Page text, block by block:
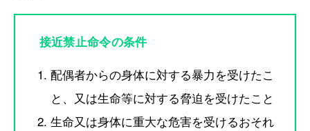
接近禁止命令の条件
配偶者からの身体に対する暴力を受けたこ
と、又は生命等に対する脅迫を受けたこと
生命又は身体に重大な危害を受けるおそれ